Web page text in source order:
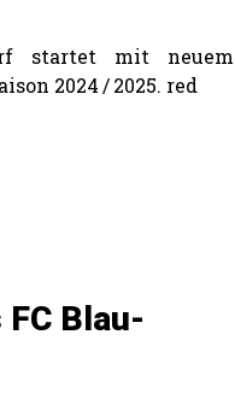
startet mit neuem
2024 / 2025. red
Blau-